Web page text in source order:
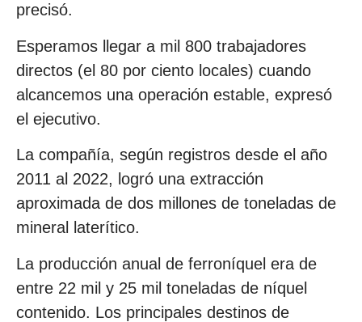
precisó.
Esperamos llegar a mil 800 trabajadores
directos (el 80 por ciento locales) cuando
alcancemos una operación estable, expresó
el ejecutivo.
La compañía, según registros desde el año
2011 al 2022, logró una extracción
aproximada de dos millones de toneladas de
mineral laterítico.
La producción anual de ferroníquel era de
entre 22 mil y 25 mil toneladas de níquel
contenido. Los principales destinos de